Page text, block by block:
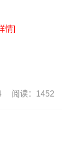
情]
阅读：1452